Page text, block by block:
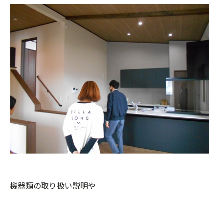
機器類の取り扱い説明や